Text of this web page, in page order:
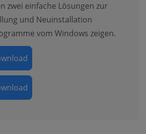
zwei einfache Lösungen zur
und Neuinstallation
vom Windows zeigen.